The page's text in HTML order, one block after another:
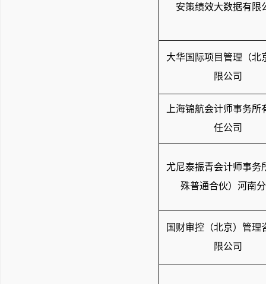
安策绩效大数据有限
大华国际项目管理（北
限公司
上海锦航会计师事务所
任公司
尤尼泰振青会计师事务
殊普通合伙）河南
国财审控（北京）管理
限公司